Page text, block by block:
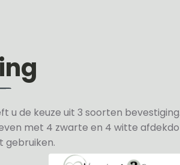
u de keuze uit 3 soorten
met 4 zwarte en 4 witte
gebruiken.